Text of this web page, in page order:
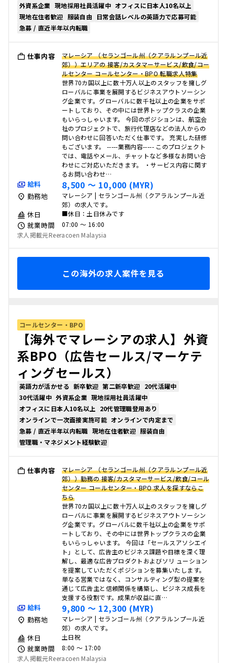
外資系企業 現地採用社員活躍中 オフィスに日本人10名以上
現地在住者歓迎 服装自由
日常会話レベルの英語力で応募可能
急募 / 直近半年以内転職
仕事内容
マレーシア （セランゴール州（クアラルンプール近
郊））エリアの 接客/カスタマーサービス/飲食/コー
ルセンター コールセンター・BPO 転職求人特集
世界70カ国以上に数十万人以上のスタッフを擁しグ
ローバルに事業を展開するビジネスアウトソーシン
グ企業です。グローバルに数千社以上の企業をサポ
ートしており、その中には世界トップクラスの企業
もいらっしゃいます。 今回のポジションは、航空会
社のプロジェクトで、旅行代理店などの法人からの
問い合わせに回答いただく仕事です。 充実した研修
もございます。 -----業務内容----- このプロジェクト
では、電話やメール、チャットなど多様なお問い合
わせにご対応いただきます。 ・サービス内容に関す
るお問い合わせ…
給料 8,500 〜 10,000 (MYR)
勤務地
マレーシア | セランゴール州（クアラルンプール近
郊）の求人です。
休日 ■休日：土日休みです
就業時間
07:00 〜 16:00
求人掲載元Reeracoen Malaysia
この海外の求人案件を見る
コールセンター・BPO
【海外でマレーシアの求人】外資
系BPO（広告セールス/マーケテ
ィングセールス）
英語力が活かせる 新卒歓迎 第二新卒歓迎 20代活躍中
30代活躍中 外資系企業 現地採用社員活躍中
オフィスに日本人10名以上
20代管理職登用あり
オンラインで一次面接実施可能 オンラインで内定まで
急募 / 直近半年以内転職 現地在住者歓迎 服装自由
管理職・マネジメント経験歓迎
仕事内容
マレーシア （セランゴール州（クアラルンプール近
郊））勤務の 接客/カスタマーサービス/飲食/コール
センター コールセンター・BPO 求人を探すならこ
ちら
世界70カ国以上に数十万人以上のスタッフを擁しグ
ローバルに事業を展開するビジネスアウトソーシン
グ企業です。グローバルに数千社以上の企業をサポ
ートしており、その中には世界トップクラスの企業
もいらっしゃいます。 今回は「セールスアソシエイ
ト」として、広告主のビジネス課題や目標を深く理
解し、最適な広告プロダクトおよびソリ ューション
を提案していただくポジションを募集いたします。
単なる営業ではなく、コンサルティング型の提案を
通じて広告主と信頼関係を構築し、ビジネス成長を
支援する役割です。成果が収益に直…
給料 9,800 〜 12,300 (MYR)
勤務地
マレーシア | セランゴール州（クアラルンプール近
郊）の求人です。
休日 土日祝
就業時間
8:00 〜 17:00
求人掲載元Reeracoen Malaysia